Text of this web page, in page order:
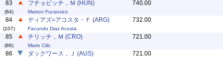
83
(84)
フチョビッチ，Ｍ (HUN)
Marton Fucsovics
740.00
84
(107)
ディアズ=アコスタ・Ｆ (ARG)
Facundo Diaz Acosta
732.00
85
(86)
チリッチ，Ｍ (CRO)
Marin Cilic
721.00
86 ダックワース，Ｊ (AUS) 721.00